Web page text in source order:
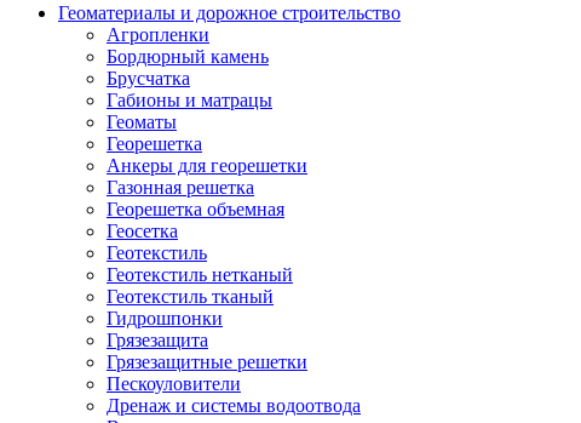
Геоматериалы и дорожное строительство
Агропленки
Бордюрный камень
Брусчатка
Габионы и матрацы
Геоматы
Георешетка
Анкеры для георешетки
Газонная решетка
Георешетка объемная
Геосетка
Геотекстиль
Геотекстиль нетканый
Геотекстиль тканый
Гидрошпонки
Грязезащита
Грязезащитные решетки
Пескоуловители
Дренаж и системы водоотвода